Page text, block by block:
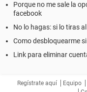
Porque no me sale la
facebook
No lo hagas: si lo tiras
Como desbloquearme
Link para eliminar
Regístrate aquí Equipo